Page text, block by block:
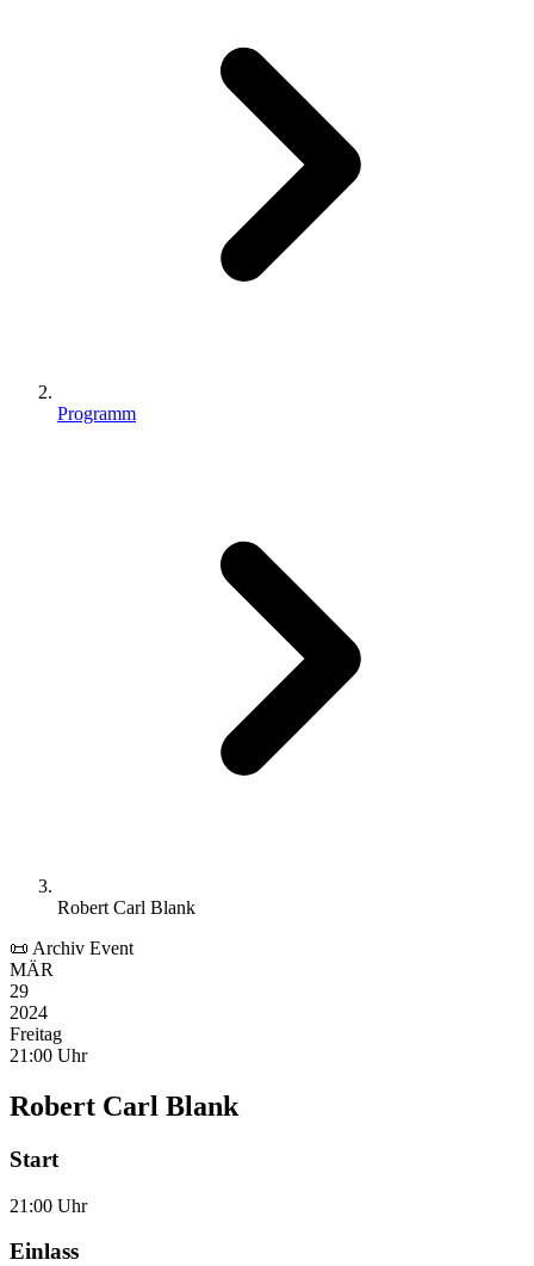
Programm
Robert Carl Blank
📜 Archiv Event
MÄR
29
2024
Freitag
21:00 Uhr
Robert Carl Blank
Start
21:00 Uhr
Einlass